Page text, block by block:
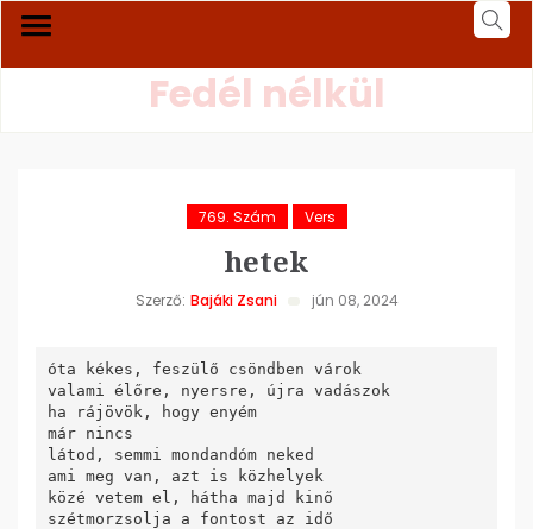
Fedél nélkül
769. Szám Vers
hetek
Szerző: Bajáki Zsani jún 08, 2024
óta kékes, feszülő csöndben várok
valami élőre, nyersre, újra vadászok
ha rájövök, hogy enyém
már nincs
látod, semmi mondandóm neked
ami meg van, azt is közhelyek
közé vetem el, hátha majd kinő
szétmorzsolja a fontost az idő